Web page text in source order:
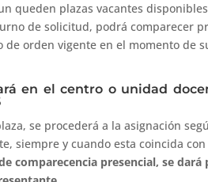
queden plazas vacantes
de solicitud, podrá comparecer
orden vigente en el momento de
en el centro o unidad
se procederá a la asignación
siempre y cuando esta coincida
comparecencia presencial, se